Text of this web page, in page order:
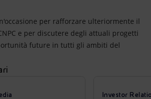
per rafforzare ulteriormente il
e per discutere degli attuali progetti
future in tutti gli ambiti del
Investor